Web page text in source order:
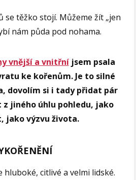
se těžko stojí. Můžeme žít „jen
nám půda pod nohama.
vnější a vnitřníjsem psala
ke kořenům. Je to silné
dovolím si i tady přidat pár
jiného úhlu pohledu, jako
jako výzvu života.
hluboké, citlivé a velmi lidské.